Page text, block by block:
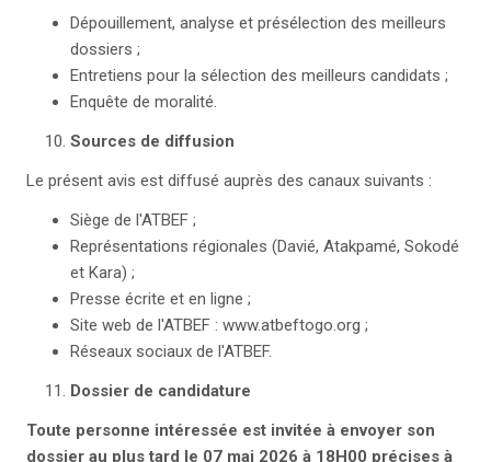
Dépouillement, analyse et présélection des meilleurs
dossiers ;
Entretiens pour la sélection des meilleurs candidats ;
Enquête de moralité.
Sources de diffusion
Le présent avis est diffusé auprès des canaux suivants :
Siège de l'ATBEF ;
Représentations régionales (Davié, Atakpamé, Sokodé
et Kara) ;
Presse écrite et en ligne ;
Site web de l'ATBEF : www.atbeftogo.org ;
Réseaux sociaux de l'ATBEF.
Dossier de candidature
Toute personne intéressée est invitée à envoyer son
dossier au plus tard le 07 mai 2026 à 18H00 précises à